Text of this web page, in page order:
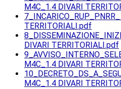
M4C_1.4 DIVARI
TERRITORIALI.pdf
DIVARI TERRITORIALI.pdf
M4C_1.4 DIVARI
M4C_1.4 DIVARI